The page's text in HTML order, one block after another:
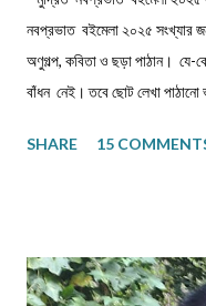
নবপ্রভাত বইমেলা ২০২৫ সংখ্যার
অণুগল্প, কবিতা ও ছড়া পাঠান। যে-
বাঁধন নেই। তবে ছোট লেখা
৮০০-৯০০ শব্দে, প্রবন্ধ/নিবন্ধ
সঙ্গে দেবেন নিজের নাম, ঠিকানা
SHARE 15